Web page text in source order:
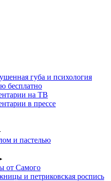
губа и психология
бесплатно
на ТВ
в прессе
и пастелью
от Самого
и петриковская роспись